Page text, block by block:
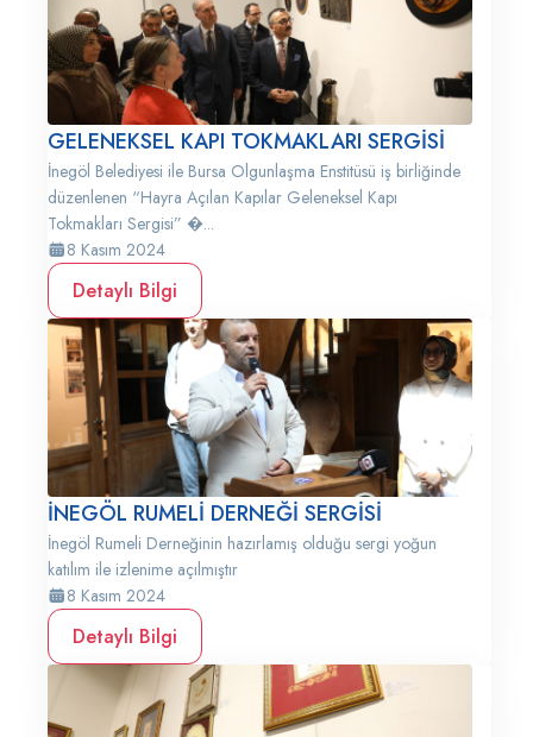
GELENEKSEL KAPI TOKMAKLARI SERGİSİ
İnegöl Belediyesi ile Bursa Olgunlaşma Enstitüsü iş birliğinde
düzenlenen “Hayra Açılan Kapılar Geleneksel Kapı
Tokmakları Sergisi” �...
8 Kasım 2024
Detaylı Bilgi
İNEGÖL RUMELİ DERNEĞİ SERGİSİ
İnegöl Rumeli Derneğinin hazırlamış olduğu sergi yoğun
katılım ile izlenime açılmıştır
8 Kasım 2024
Detaylı Bilgi